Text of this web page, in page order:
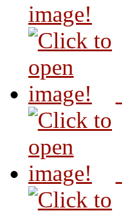
image!